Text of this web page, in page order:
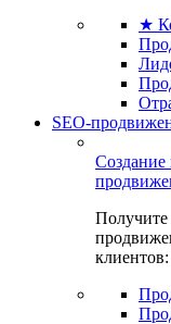
★
SEO-
Создание
Получите
клиентов: